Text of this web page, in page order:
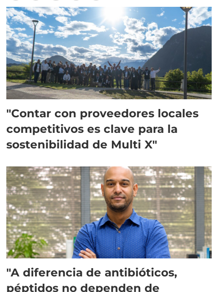
"Contar con proveedores locales
competitivos es clave para la
sostenibilidad de Multi X"
"A diferencia de antibióticos,
péptidos no dependen de